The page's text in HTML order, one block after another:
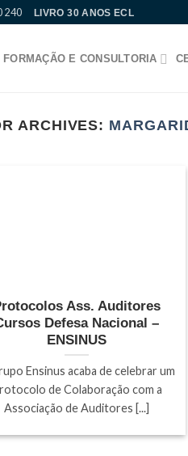
240 LIVRO 30 ANOS ECL
FORMAÇÃO E CONSULTORIA
ARCHIVES:
Ass. Auditores
Defesa Nacional –
ENSINUS
Ensinus acaba de celebrar um
de Colaboração com a
Associação de Auditores [...]